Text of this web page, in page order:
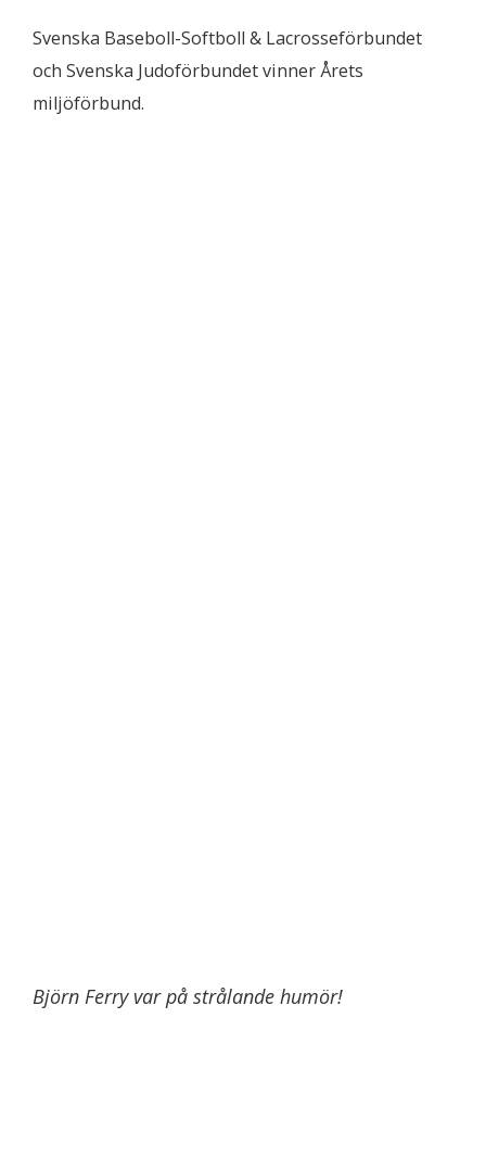
Svenska Baseboll-Softboll & Lacrosseförbundet
och Svenska Judoförbundet vinner Årets
miljöförbund.
Björn Ferry var på strålande humör!